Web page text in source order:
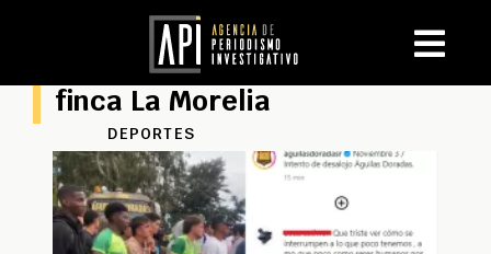
finca La Morelia
DEPORTES